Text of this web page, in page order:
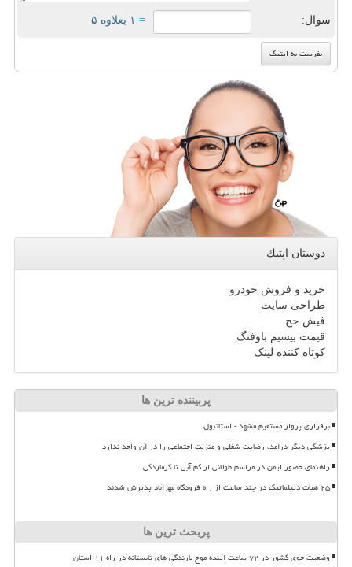
سوال: = ۱ بعلاوه ۵
دوستان اپتیك
خرید و فروش خودرو
طراحی سایت
فیش حج
قیمت بیسیم باوفنگ
کوتاه کننده لینک
پربیننده ترین ها
برقراری پرواز مستقیم مشهد - استانبول
پزشکی دیگر درآمد، رضایت شغلی و منزلت اجتماعی را در آن واحد ندارد
راهنمای حضور ایمن در مراسم طولانی از کم آبی تا گرمازدگی
۲۵ هیأت دیپلماتیک در چند ساعت از راه فرودگاه مهرآباد پذیرش شدند
پربحث ترین ها
وضعیت جوی کشور در ۷۲ ساعت آینده موج بارندگی های تابستانه در راه ۱۱ استان